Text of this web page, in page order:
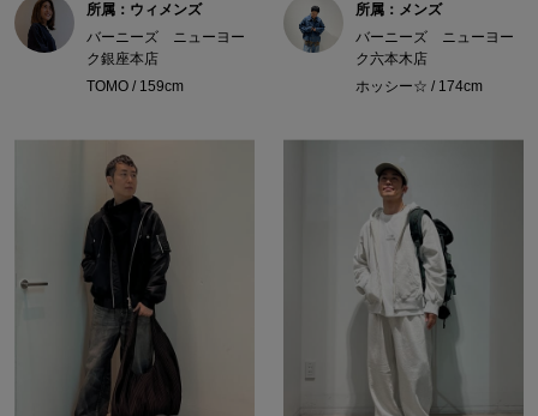
所属：ウィメンズ
バーニーズ ニューヨー
ク銀座本店
TOMO / 159cm
所属：メンズ
バーニーズ ニューヨー
ク六本木店
ホッシー☆ / 174cm